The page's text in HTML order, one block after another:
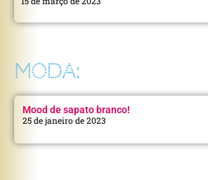
MODA:
Mood de sapato branco!
25 de janeiro de 2023